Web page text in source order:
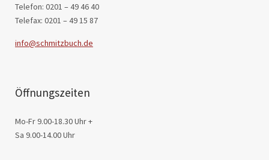
Telefon: 0201 – 49 46 40
Telefax: 0201 – 49 15 87
info@schmitzbuch.de
Öffnungszeiten
Mo-Fr 9.00-18.30 Uhr +
Sa 9.00-14.00 Uhr